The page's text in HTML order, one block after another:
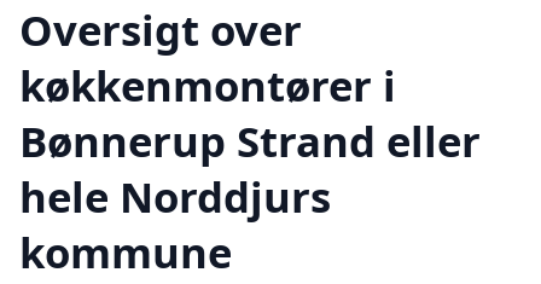
Oversigt over
køkkenmontører i
Bønnerup Strand eller
hele Norddjurs
kommune